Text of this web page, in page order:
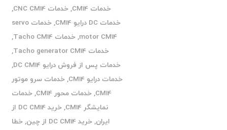
خدمات CM14 ,خدمات CNC CM14
,
خدمات DC درایو CM14
,
خدمات servo
motor CM14
,خدمات Tacho CM14
,
خدمات Tacho generator CM14
,
خدمات پس از فروش درایو DC CM14
,
خدمات درایو CM14
,خدمات سرو موتور
CM14
,خدمات محور CM14 ,خدمات
نمایشگر CM14
,
خرید DC CM14 از
ایران,خرید DC CM14 از چین ,خطا